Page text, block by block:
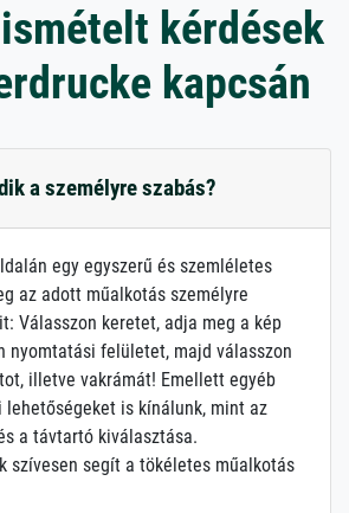
kérdések
kapcsán
a személyre szabás?
egy egyszerű és szemléletes
az adott műalkotás személyre
Válasszon keretet, adja meg a kép
nyomtatási felületet, majd válasszon
illetve vakrámát! Emellett egyéb
lehetőségeket is kínálunk, mint az
a távtartó kiválasztása.
szívesen segít a tökéletes műalkotás